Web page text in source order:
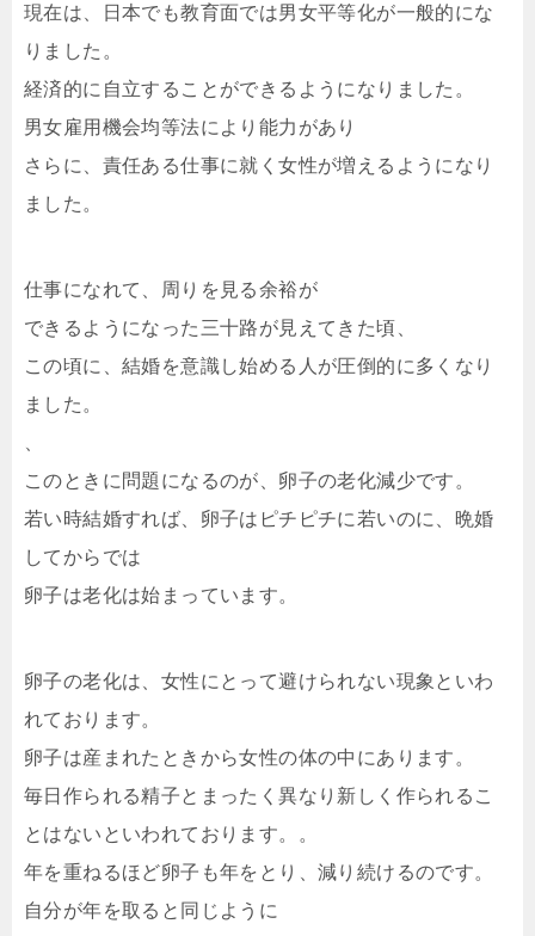
現在は、日本でも教育面では男女平等化が一般的にな
りました。
経済的に自立することができるようになりました。
男女雇用機会均等法により能力があり
さらに、責任ある仕事に就く女性が増えるようになり
ました。
仕事になれて、周りを見る余裕が
できるようになった三十路が見えてきた頃、
この頃に、結婚を意識し始める人が圧倒的に多くなり
ました。
このときに問題になるのが、卵子の老化減少です。
若い時結婚すれば、卵子はピチピチに若いのに、晩婚
してからでは
卵子は老化は始まっています。
卵子の老化は、女性にとって避けられない現象といわ
れております。
卵子は産まれたときから女性の体の中にあります。
毎日作られる精子とまったく異なり新しく作られるこ
とはないといわれております。。
年を重ねるほど卵子も年をとり、減り続けるのです。
自分が年を取ると同じように